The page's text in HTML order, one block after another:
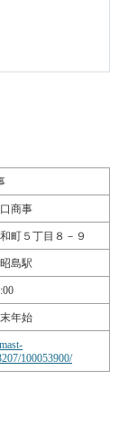
商事
町５丁目８－９
島駅
年始
100053900/